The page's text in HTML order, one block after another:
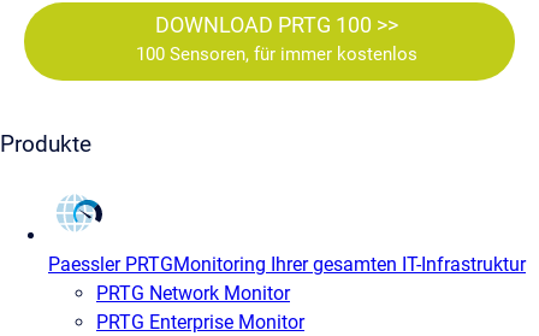
DOWNLOAD PRTG 100 >>
100 Sensoren, für immer kostenlos
Produkte
Paessler PRTGMonitoring Ihrer gesamten IT-Infrastruktur
PRTG Network Monitor
PRTG Enterprise Monitor